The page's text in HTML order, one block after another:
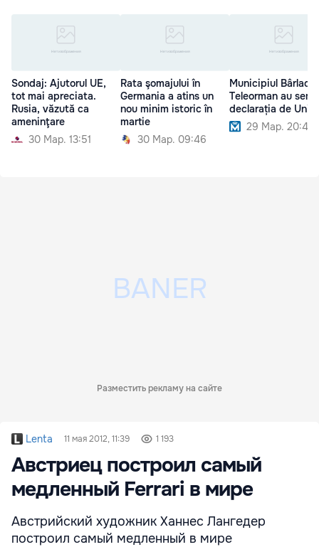
Sondaj: Ajutorul UE,
tot mai apreciata.
Rusia, văzută ca
ameninţare
30 Мар. 13:51
Rata şomajului în
Germania a atins un
nou minim istoric în
martie
30 Мар. 09:46
Municipiul Bârlad
Teleorman au
declarația de Unire
29 Мар. 20:40
Разместить рекламу на сайте
Lenta 11 мая 2012, 11:39 1 193
Австриец построил самый
медленный Ferrari в мире
Австрийский художник Ханнес Лангедер
построил самый медленный в мире